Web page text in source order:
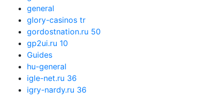
general
glory-casinos tr
gordostnation.ru 50
gp2ui.ru 10
Guides
hu-general
igle-net.ru 36
igry-nardy.ru 36